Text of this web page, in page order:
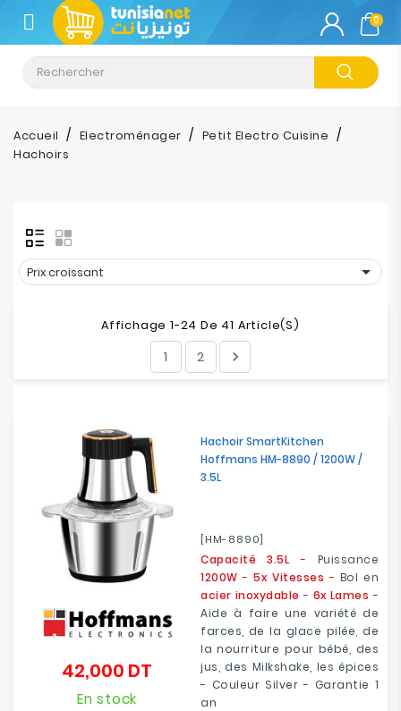
CATÉGORIE
Climatisation
Informatique
Impression
Bureautique
Réseau
Sécurité
Loisirs
0
Accueil Electroménager
Petit Electro Cuisine
Hachoirs
Prix croissant 
Affichage 1-24 De 41 Article(s)
1 2 
Hachoir SmartKitchen
Hoffmans HM-8890 / 1200W /
3.5L
[HM-8890]
Capacité 3.5L - Puissance
1200W -5x Vitesses - Bol en
acier inoxydable - 6x Lames -
Aide à faire une variété de
farces, de la glace pilée, de
la nourriture pour bébé, des
jus, des Milkshake, les épices
- Couleur Silver - Garantie 1
an
42,000 DT
En stock